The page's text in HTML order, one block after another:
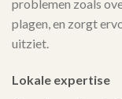
problemen zoals
plagen, en zorgt
uitziet.
Lokale expertise